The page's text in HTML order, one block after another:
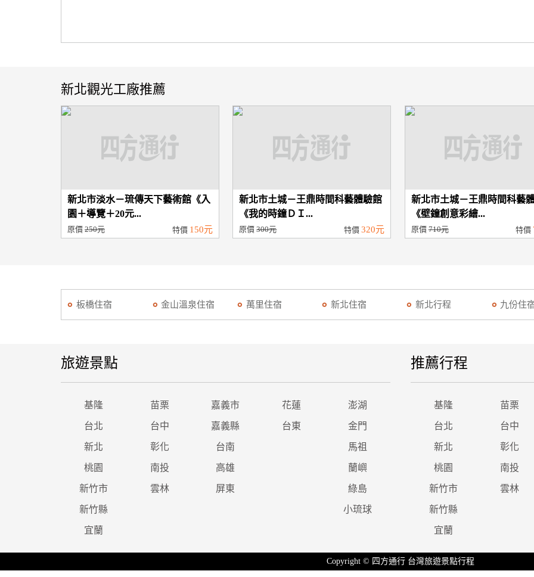
新北觀光工廠推薦
新北市淡水－琉傳天下藝術館《入
園＋導覽＋20元...
原價 250元 特價 150元
新北市土城－王鼎時間科藝體驗館
《我的時鐘ＤＩ...
原價300元 特價320元
新北市土城－王鼎時間科藝
《壁鐘創意彩繪...
原價710元 特價
板橋住宿 金山溫泉住宿 萬里住宿 新北住宿 新北行程 九份住
旅遊景點
基隆 苗栗 嘉義市 花蓮 澎湖
台北 台中 嘉義縣 台東 金門
新北 彰化 台南 馬祖
桃園 南投 高雄 蘭嶼
新竹市 雲林 屏東 綠島
新竹縣 小琉球
宜蘭
推薦行程
基隆 苗栗
台北 台中
新北 彰化
桃園 南投
新竹市 雲林
新竹縣
宜蘭
Copyright © 四方通行 台灣旅遊景點行程